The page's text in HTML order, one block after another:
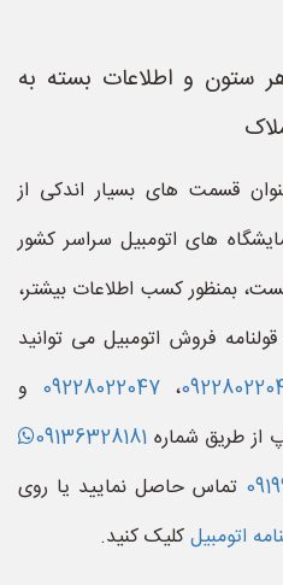
ستون و اطلاعات بسته به
قسمت های بسیار اندکی از
های اتومبیل سراسر کشور
بمنظور کسب اطلاعات بیشتر،
فروش اتومبیل می توانید
،09228022047 و
از طریق شماره 09136328181
تماس حاصل نمایید یا روی
اتومبیلکلیک کنید.